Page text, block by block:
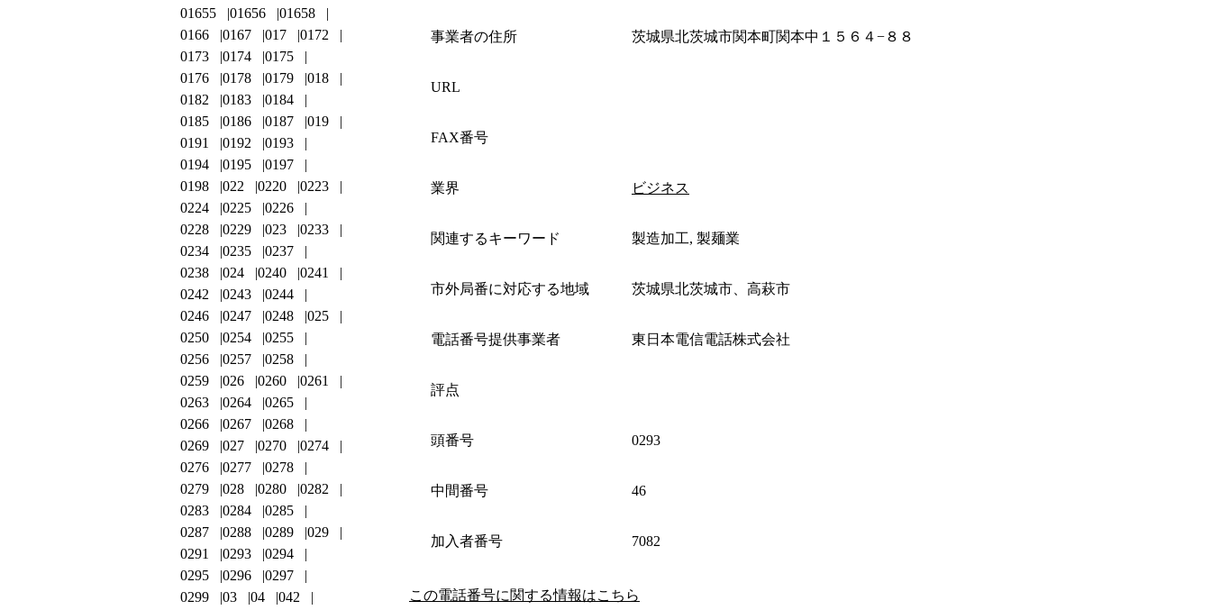
事業者の住所 茨城県北茨城市関本町関本中１５６４−８８
URL
FAX番号
業界 ビジネス
関連するキーワード 製造加工, 製麺業
市外局番に対応する地域 茨城県北茨城市、高萩市
電話番号提供事業者 東日本電信電話株式会社
評点
頭番号 0293
中間番号 46
加入者番号 7082
この電話番号に関する情報はこちら
01655
01656
01658
0166
0167 017
0172
0173
0174
0175
0176
0178 0179
018
0182
0183
0184
0185
0186 0187
019
0191
0192
0193
0194
0195
0197
0198
022 0220
0223
0224
0225
0226
0228
0229 023
0233
0234
0235
0237
0238
024 0240
0241
0242
0243
0244
0246
0247 0248
025
0250
0254
0255
0256
0257
0258
0259
026 0260
0261
0263
0264
0265
0266
0267
0268
0269
027 0270
0274
0276
0277
0278
0279
028 0280
0282
0283
0284
0285
0287
0288 0289
029
0291
0293
0294
0295
0296
0297
0299
03 04
042